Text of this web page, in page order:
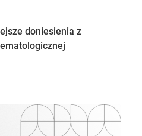
doniesienia z